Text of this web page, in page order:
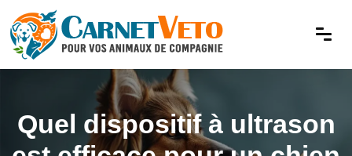
Quel dispositif à ultrason